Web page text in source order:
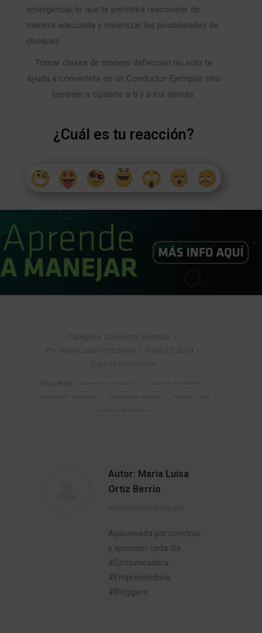
emergencia, lo que te permitirá reaccionar de
manera adecuada y minimizar las posibilidades de
choques.
Tomar clases de manejo defensivo no solo te
ayuda a convertirte en un Conductor Ejemplar sino
también a cuidarte a ti y a los demás.
¿Cuál es tu reacción?
Autor: Maria Luisa
Ortiz Berrio
Apasionada por construir
y aprender cada día
#Comunicadora,
#Emprendedora,
#Bloggera